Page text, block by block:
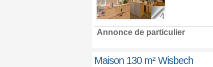
4
Annonce de particulier
Maison 130 m² Wisbech